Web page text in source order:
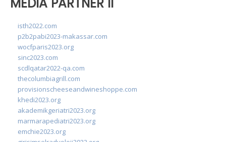
isth2022.com
p2b2pabi2023-makassar.com
wocfparis2023.org
sinc2023.com
scdlqatar2022-qa.com
thecolumbiagrill.com
provisionscheeseandwineshoppe.com
khedi2023.org
akademikgeriatri2023.org
marmarapediatri2023.org
emchie2023.org